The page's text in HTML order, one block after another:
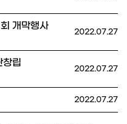
개막행사
2022.07.27
창립
2022.07.27
2022.07.27